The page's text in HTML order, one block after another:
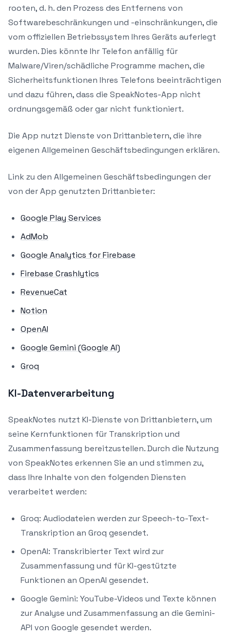
rooten, d. h. den Prozess des Entfernens von
Softwarebeschränkungen und -einschränkungen, die
vom offiziellen Betriebssystem Ihres Geräts auferlegt
wurden. Dies könnte Ihr Telefon anfällig für
Malware/Viren/schädliche Programme machen, die
Sicherheitsfunktionen Ihres Telefons beeinträchtigen
und dazu führen, dass die SpeakNotes-App nicht
ordnungsgemäß oder gar nicht funktioniert.
Die App nutzt Dienste von Drittanbietern, die ihre
eigenen Allgemeinen Geschäftsbedingungen erklären.
Link zu den Allgemeinen Geschäftsbedingungen der
von der App genutzten Drittanbieter:
Google Play Services
AdMob
Google Analytics for Firebase
Firebase Crashlytics
RevenueCat
Notion
OpenAI
Google Gemini (Google AI)
Groq
KI-Datenverarbeitung
SpeakNotes nutzt KI-Dienste von Drittanbietern, um
seine Kernfunktionen für Transkription und
Zusammenfassung bereitzustellen. Durch die Nutzung
von SpeakNotes erkennen Sie an und stimmen zu,
dass Ihre Inhalte von den folgenden Diensten
verarbeitet werden:
Groq: Audiodateien werden zur Speech-to-Text-
Transkription an Groq gesendet.
OpenAI: Transkribierter Text wird zur
Zusammenfassung und für KI-gestützte
Funktionen an OpenAI gesendet.
Google Gemini: YouTube-Videos und Texte können
zur Analyse und Zusammenfassung an die Gemini-
API von Google gesendet werden.